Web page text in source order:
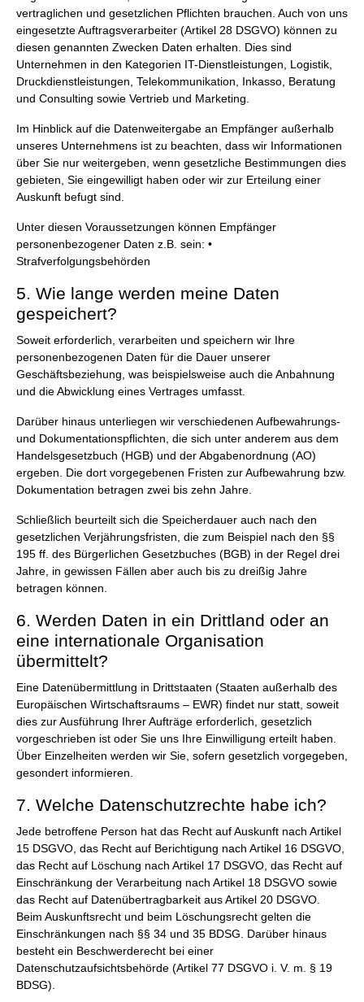
vertraglichen und gesetzlichen Pflichten brauchen. Auch von uns
eingesetzte Auftragsverarbeiter (Artikel 28 DSGVO) können zu
diesen genannten Zwecken Daten erhalten. Dies sind
Unternehmen in den Kategorien IT-Dienstleistungen, Logistik,
Druckdienstleistungen, Telekommunikation, Inkasso, Beratung
und Consulting sowie Vertrieb und Marketing.
Im Hinblick auf die Datenweitergabe an Empfänger außerhalb
unseres Unternehmens ist zu beachten, dass wir Informationen
über Sie nur weitergeben, wenn gesetzliche Bestimmungen dies
gebieten, Sie eingewilligt haben oder wir zur Erteilung einer
Auskunft befugt sind.
Unter diesen Voraussetzungen können Empfänger
personenbezogener Daten z.B. sein: •
Strafverfolgungsbehörden
5. Wie lange werden meine Daten
gespeichert?
Soweit erforderlich, verarbeiten und speichern wir Ihre
personenbezogenen Daten für die Dauer unserer
Geschäftsbeziehung, was beispielsweise auch die Anbahnung
und die Abwicklung eines Vertrages umfasst.
Darüber hinaus unterliegen wir verschiedenen Aufbewahrungs-
und Dokumentationspflichten, die sich unter anderem aus dem
Handelsgesetzbuch (HGB) und der Abgabenordnung (AO)
ergeben. Die dort vorgegebenen Fristen zur Aufbewahrung bzw.
Dokumentation betragen zwei bis zehn Jahre.
Schließlich beurteilt sich die Speicherdauer auch nach den
gesetzlichen Verjährungsfristen, die zum Beispiel nach den §§
195 ff. des Bürgerlichen Gesetzbuches (BGB) in der Regel drei
Jahre, in gewissen Fällen aber auch bis zu dreißig Jahre
betragen können.
6. Werden Daten in ein Drittland oder an
eine internationale Organisation
übermittelt?
Eine Datenübermittlung in Drittstaaten (Staaten außerhalb des
Europäischen Wirtschaftsraums – EWR) findet nur statt, soweit
dies zur Ausführung Ihrer Aufträge erforderlich, gesetzlich
vorgeschrieben ist oder Sie uns Ihre Einwilligung erteilt haben.
Über Einzelheiten werden wir Sie, sofern gesetzlich vorgegeben,
gesondert informieren.
7. Welche Datenschutzrechte habe ich?
Jede betroffene Person hat das Recht auf Auskunft nach Artikel
15 DSGVO, das Recht auf Berichtigung nach Artikel 16 DSGVO,
das Recht auf Löschung nach Artikel 17 DSGVO, das Recht auf
Einschränkung der Verarbeitung nach Artikel 18 DSGVO sowie
das Recht auf Datenübertragbarkeit aus Artikel 20 DSGVO.
Beim Auskunftsrecht und beim Löschungsrecht gelten die
Einschränkungen nach §§ 34 und 35 BDSG. Darüber hinaus
besteht ein Beschwerderecht bei einer
Datenschutzaufsichtsbehörde (Artikel 77 DSGVO i. V. m. § 19
BDSG).